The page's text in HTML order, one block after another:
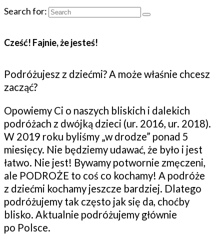
Search for:
Cześć! Fajnie, że jesteś!
Podróżujesz z dziećmi? A może właśnie chcesz
zacząć?
Opowiemy Ci o naszych bliskich i dalekich
podróżach z dwójką dzieci (ur. 2016, ur. 2018).
W 2019 roku byliśmy „w drodze” ponad 5
miesięcy. Nie będziemy udawać, że było i jest
łatwo. Nie jest! Bywamy potwornie zmęczeni,
ale PODROŻE to coś co kochamy! A podróże
z dziećmi kochamy jeszcze bardziej. Dlatego
podróżujemy tak często jak się da, choćby
blisko. Aktualnie podróżujemy głównie
po Polsce.